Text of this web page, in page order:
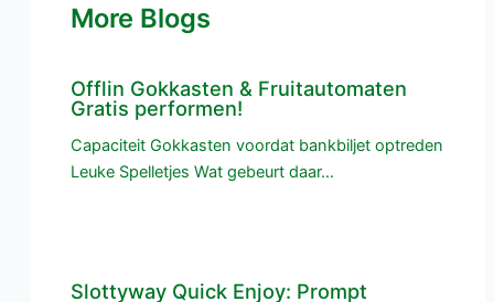
More Blogs
Offlin Gokkasten & Fruitautomaten
Gratis performen!
Capaciteit Gokkasten voordat bankbiljet optreden
Leuke Spelletjes Wat gebeurt daar…
Slottyway Quick Enjoy: Prompt